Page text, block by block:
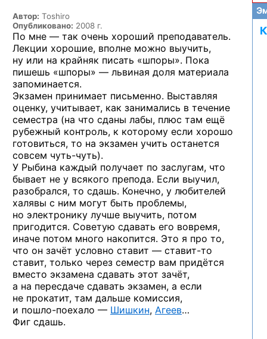
Автор: Toshiro
Опубликовано: 2008 г.
По мне — так очень хороший преподаватель.
Лекции хорошие, вполне можно выучить,
ну или на крайняк писать «шпоры». Пока
пишешь «шпоры» — львиная доля материала
запоминается.
Экзамен принимает письменно. Выставляя
оценку, учитывает, как занимались в течение
семестра (на что сданы лабы, плюс там ещё
рубежный контроль, к которому если хорошо
готовиться, то на экзамен учить останется
совсем чуть-чуть).
У Рыбина каждый получает по заслугам, что
бывает не у всякого препода. Если выучил,
разобрался, то сдашь. Конечно, у любителей
халявы с ним могут быть проблемы,
но электронику лучше выучить, потом
пригодится. Советую сдавать его вовремя,
иначе потом много накопится. Это я про то,
что он зачёт условно ставит — ставит-то
ставит, только через семестр вам придётся
вместо экзамена сдавать этот зачёт,
а на пересдаче сдавать экзамен, а если
не прокатит, там дальше комиссия,
и пошло-поехало — Шишкин, Агеев…
Фиг сдашь.